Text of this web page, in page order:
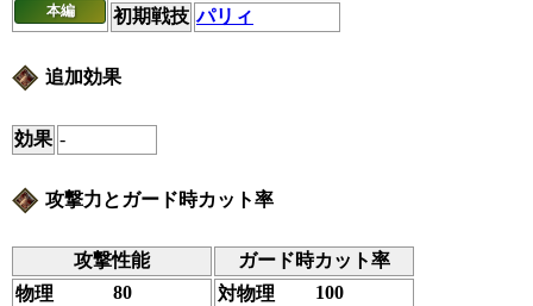
本編
初期戦技 パリィ
追加効果
効果 -
攻撃力とガード時カット率
攻撃性能
ガード時カット率
物理
80
対物理
100